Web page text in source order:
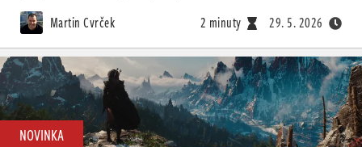
Martin Cvrček 2 minuty 29. 5. 2026
NOVINKA